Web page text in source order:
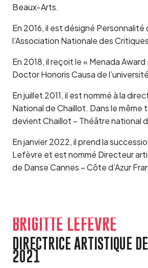
Beaux-Arts.
En 2016, il est désigné Personnalité
l’Association Nationale des
En 2018, il reçoit le « Menada
Doctor Honoris Causa de
En juillet 2011, il est nommé à la
National de Chaillot. Dans le même
devient Chaillot – Théâtre national
En janvier 2022, il prend la
Lefèvre et est nommé Directeur
de Danse Cannes – Côte d’Azur
BRIGITTE LEFÈVRE
DIRECTRICE ARTISTIQUE
2021